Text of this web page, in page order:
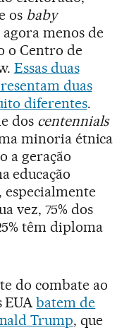
os baby
menos de
o Centro de
Essas duas
duas
diferentes.
dos centennials
minoria étnica
a geração
educação
especialmente
vez, 75% dos
têm diploma
do combate ao
EUAbatem de
Trump, que